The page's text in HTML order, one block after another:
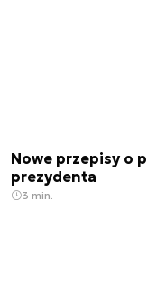
Nowe przepisy o
prezydenta
3 min.